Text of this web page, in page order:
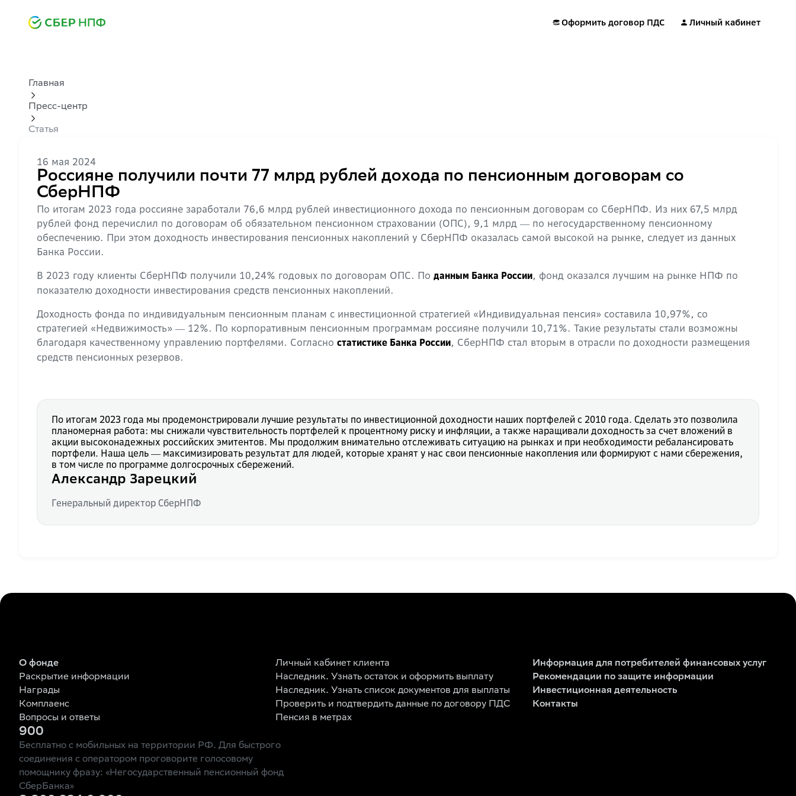
Оформить договор ПДС Личный кабинет
Главная
Пресс-центр
Статья
16 мая 2024
Россияне получили почти 77 млрд рублей дохода по пенсионным договорам со
СберНПФ
По итогам 2023 года россияне заработали 76,6 млрд рублей инвестиционного дохода по пенсионным договорам со СберНПФ. Из них 67,5 млрд
рублей фонд перечислил по договорам об обязательном пенсионном страховании (ОПС), 9,1 млрд ― по негосударственному пенсионному
обеспечению. При этом доходность инвестирования пенсионных накоплений у СберНПФ оказалась самой высокой на рынке, следует из данных
Банка России.
В 2023 году клиенты СберНПФ получили 10,24% годовых по договорам ОПС. По данным Банка России, фонд оказался лучшим на рынке НПФ по
показателю доходности инвестирования средств пенсионных накоплений.
Доходность фонда по индивидуальным пенсионным планам с инвестиционной стратегией «Индивидуальная пенсия» составила 10,97%, со
стратегией «Недвижимость» ― 12%. По корпоративным пенсионным программам россияне получили 10,71%. Такие результаты стали возможны
благодаря качественному управлению портфелями. Согласно статистике Банка России, СберНПФ стал вторым в отрасли по доходности размещения
средств пенсионных резервов.
По итогам 2023 года мы продемонстрировали лучшие результаты по инвестиционной доходности наших портфелей с 2010 года. Сделать это позволила
планомерная работа: мы снижали чувствительность портфелей к процентному риску и инфляции, а также наращивали доходность за счет вложений в
акции высоконадежных российских эмитентов. Мы продолжим внимательно отслеживать ситуацию на рынках и при необходимости ребалансировать
портфели. Наша цель ― максимизировать результат для людей, которые хранят у нас свои пенсионные накопления или формируют с нами сбережения,
в том числе по программе долгосрочных сбережений.
Александр Зарецкий
Генеральный директор СберНПФ
О фонде
Раскрытие информации
Награды
Комплаенс
Вопросы и ответы
Личный кабинет клиента
Наследник. Узнать остаток и оформить выплату
Наследник. Узнать список документов для выплаты
Проверить и подтвердить данные по договору ПДС
Пенсия в метрах
Информация для потребителей финансовых услуг
Рекомендации по защите информации
Инвестиционная деятельность
Контакты
900
Бесплатно с мобильных на территории РФ. Для быстрого
соединения с оператором проговорите голосовому
помощнику фразу: «Негосударственный пенсионный фонд
СберБанка»